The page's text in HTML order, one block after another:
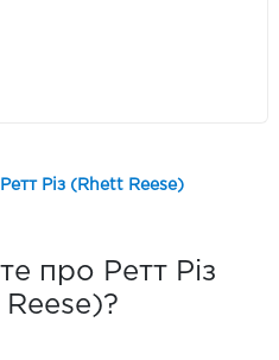
Різ (Rhett Reese)
про Ретт Різ